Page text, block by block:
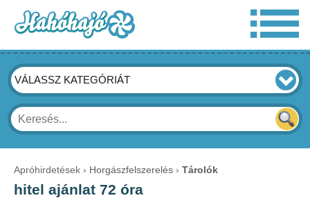
VÁLASSZ KATEGÓRIÁT
Apróhirdetések Horgászfelszerelés Tárolók
hitel ajánlat 72 óra